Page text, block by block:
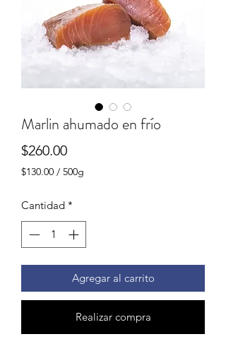
Marlin ahumado en frío
$260.00Precio
$130.00 / 500g
por
500
Gramos
Cantidad *
Agregar al carrito
Realizar compra